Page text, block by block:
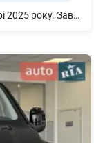
В наявності!! Новий Ford Transit Custom Kombi 2025 року. Заводський пасажирський автомобіль. Доступний до покупки у нашому дилерському центрі Форд у м. Дніпро, на лівому березі. 2.0 Дизель 136 к.с Євро 6 9 місць (8+1) 6 ступенева механічна коробка передач Передній привід - ABS - ESP - TC - протибуксувальна система - (LK Alert) - система, що відслідковує дорожню розмітку та сповіщає про ненавмисну зміну смуги руху - (LK Aid) - система, що запобігає виїзду в іншу смугу руху - Pre-collision Assist - система попередження зіткнення - (DBS) - динамічна підтримка гальм - (FCW) – система, що попереджає про небезпечне наближення до іншого автомобіля, що рухається попереду - Система, що відслідковує перехожих та велосипедистів - (AEB) - система автоматичного екстреного гальмування - (PIB) - аварійне гальмування після зіткнення - Круіз-контроль з регулюванням обмеження швидкості - Keyless Start – запуск двигуна за допомогою кнопки - Камера огляду позаду - Передні та задні датчики паркування - Стоянкове гальмо з електроприводом - Електообігрів лобового скла - Електропривод та підігрів зовнішніх дзеркал заднього огляду - Клімат-контроль - Фари головного світла: ближнє – LED, дальнє - галогенне - Датчик світла та дощу - Автоматичне дальне світло - 13-дюймовий багатофункціональний сенсорний екран - Цифровий щиток приладів 12'' - SYNC4-інформаційно-розважальна система - Бездротове з'єднання Apple CarPlay/Android Auto - Система моніторингу тиску шин - 2 акумуляторні батареї - Збільшений паливний бак, 70 л Оцинкований кузов, гарантія 12 років. Детальніше, звертайтесь за телефоном, або завітайте до нашого дилерського центру Форд у м. Дніпро на лівому березі.